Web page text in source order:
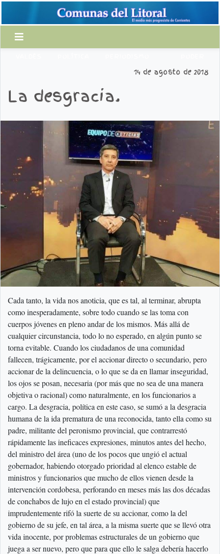
14 de agosto de 2018
La desgracia.
Cada tanto, la vida nos anoticia, que es tal, al terminar, abrupta
como inesperadamente, sobre todo cuando se las toma con
cuerpos jóvenes en pleno andar de los mismos. Más allá de
cualquier circunstancia, todo lo no esperado, en algún punto se
torna evitable. Cuando los ciudadanos de una comunidad
fallecen, trágicamente, por el accionar directo o secundario, pero
accionar de la delincuencia, o lo que se da en llamar inseguridad,
los ojos se posan, necesaria (por más que no sea de una manera
objetiva o racional) como naturalmente, en los funcionarios a
cargo. La desgracia, política en este caso, se sumó a la desgracia
humana de la ida prematura de una reconocida, tanto ella como su
padre, militante del peronismo provincial, que contrarrestó
rápidamente las ineficaces expresiones, minutos antes del hecho,
del ministro del área (uno de los pocos que ungió el actual
gobernador, habiendo otorgado prioridad al elenco estable de
ministros y funcionarios que mucho de ellos vienen desde la
intervención cordobesa, perforando en meses más las dos décadas
de conchabos de lujo en el estado provincial) que
imprudentemente rifó la suerte de su accionar, como la del
gobierno de su jefe, en tal área, a la misma suerte que se llevó otra
vida inocente, por problemas estructurales de un gobierno que
juega a ser nuevo, pero que para que ello le salga debería hacerlo